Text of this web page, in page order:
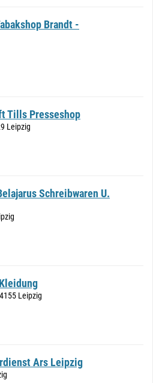
Brandt -
Tills Presseshop
Leipzig
Schreibwaren U.
Leipzig
Ars Leipzig